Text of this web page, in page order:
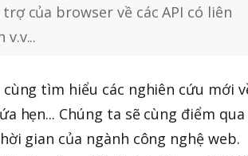
của browser về các API có liên
tìm hiểu các nghiên cứu mới
hẹn... Chúng ta sẽ cùng điểm qua
gian của ngành công nghệ web.